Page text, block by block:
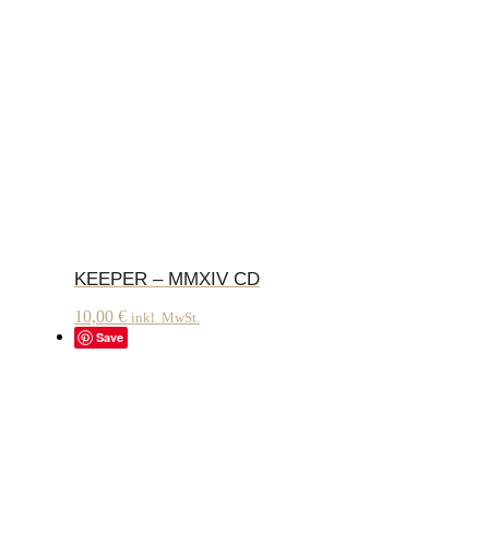
KEEPER – MMXIV CD
10,00 € inkl. MwSt.
Save